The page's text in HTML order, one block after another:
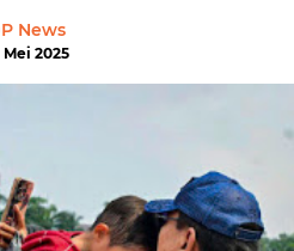
News
Mei 2025